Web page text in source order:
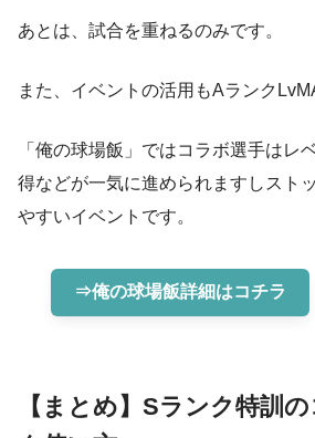
あとは、試合を重ねるのみです。
また、イベントの活用もAランク
「俺の球場飯」ではコラボ選手はレ
得などが一気に進められますしスト
やすいイベントです。
⇒俺の球場飯詳細はコチラ
【まとめ】Sランク特訓